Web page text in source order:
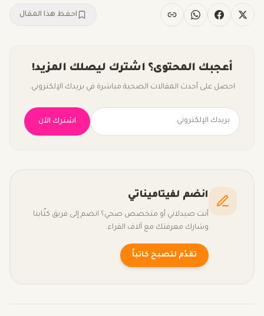
احفظ هذا المقال
أعجبك المحتوى؟ اشترك ليصلك المزيد!
احصل على أحدث المقالات الصحية مباشرة في بريدك الإلكتروني.
اشترك الآن
انضم لفيتاميناتي
أنت صيدلاني أو متخصص صحي؟ انضم إلى فريق كتّابنا
وشارك معرفتك مع آلاف القراء.
تقدّم لتصبح كاتباً